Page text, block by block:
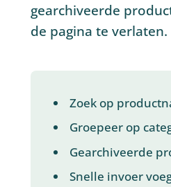
gearchiveerde
de pagina te verlaten.
Zoek op
Groepeer op
Gearchiveerde
Snelle invoer